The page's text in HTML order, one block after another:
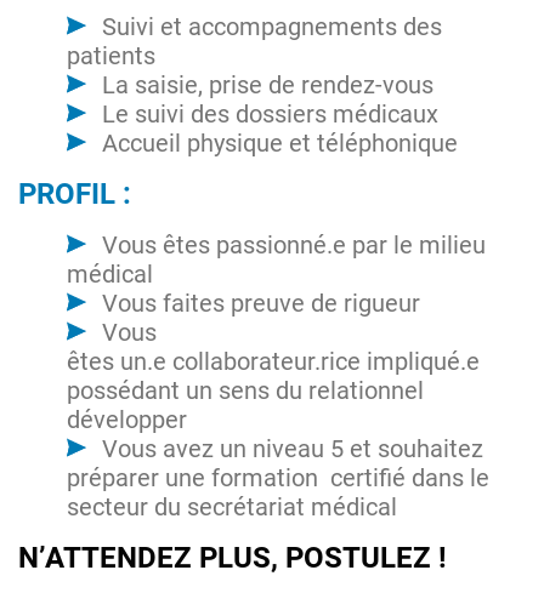
Suivi et accompagnements des
patients
La saisie, prise de rendez-vous
Le suivi des dossiers médicaux
Accueil physique et téléphonique
PROFIL :
Vous êtes passionné.e par le milieu
médical
Vous faites preuve de rigueur
Vous
êtes un.e collaborateur.rice impliqué.e
possédant un sens du relationnel
développer
Vous avez un niveau 5 et souhaitez
préparer une formation certifié dans le
secteur du secrétariat médical
N’ATTENDEZ PLUS, POSTULEZ !